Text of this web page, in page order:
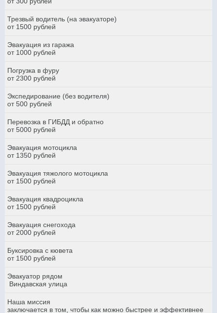
Трезвый водитель (на эвакуаторе)
от 1500 рублей
Эвакуация из гаража
от 1000 рублей
Погрузка в фуру
от 2300 рублей
Экспедирование (без водителя)
от 500 рублей
Перевозка в ГИБДД и обратно
от 5000 рублей
Эвакуация мотоцикла
от 1350 рублей
Эвакуация тяжолого мотоцикла
от 1500 рублей
Эвакуация квадроцикла
от 1500 рублей
Эвакуация снегохода
от 2000 рублей
Буксировка с кювета
от 1500 рублей
Эвакуатор рядом
Виндавская улица
Наша миссия
заключается в том, чтобы как можно быстрее и эффективнее